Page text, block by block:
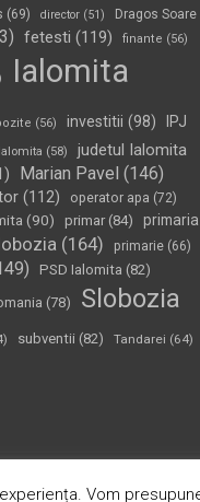
(69) director(51)
Dragos Soare
fetesti (119) finante (56)
Ialomita
(56) investitii (98)
IPJ
(58)
judetul Ialomita
Marian Pavel (146)
(112) operator apa (72)
(90) primar(84)
primaria
(164) primarie(66)
PSD Ialomita (82)
(78)
Slobozia
subventii (82) Tandarei (64)
Powered by:WordPress
Vom